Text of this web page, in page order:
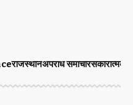
राजस्थानअपराध समाचारसकारात्मक